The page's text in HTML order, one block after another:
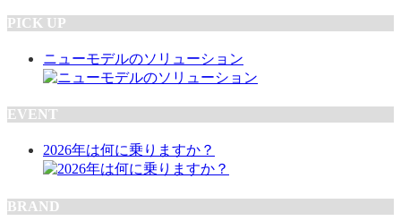
PICK UP
ニューモデルのソリューション
EVENT
2026年は何に乗りますか？
BRAND